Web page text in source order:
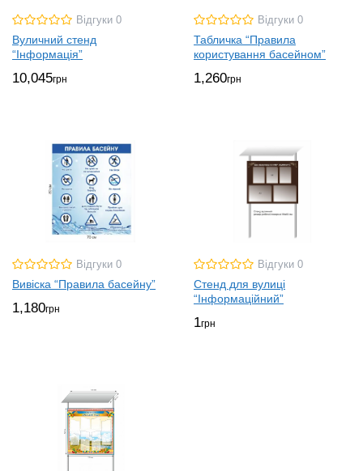
Відгуки 0
Вуличний стенд
“Інформація”
10,045грн
Відгуки 0
Табличка “Правила
користування басейном”
1,260грн
Відгуки 0
Вивіска “Правила басейну”
1,180грн
Відгуки 0
Стенд для вулиці
“Інформаційний”
1грн